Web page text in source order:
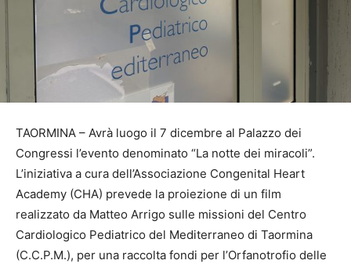
TAORMINA – Avrà luogo il 7 dicembre al Palazzo dei
Congressi l’evento denominato “La notte dei miracoli”.
L’iniziativa a cura dell’Associazione Congenital Heart
Academy (CHA) prevede la proiezione di un film
realizzato da Matteo Arrigo sulle missioni del Centro
Cardiologico Pediatrico del Mediterraneo di Taormina
(C.C.P.M.), per una raccolta fondi per l’Orfanotrofio delle